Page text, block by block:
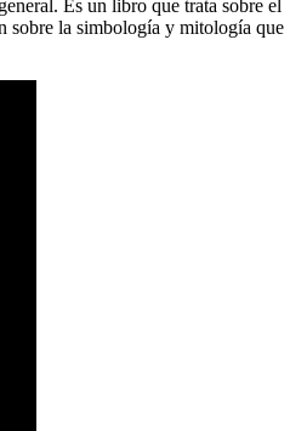
Es un libro que trata sobre el
sobre la simbología y mitología que